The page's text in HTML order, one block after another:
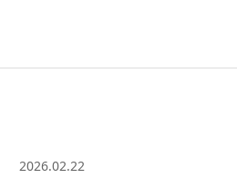
2026.02.22